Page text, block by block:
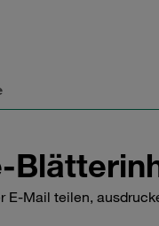
E-Mail teilen,